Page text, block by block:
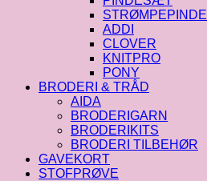
STRØMPEPINDE
ADDI
CLOVER
KNITPRO
PONY
BRODERI & TRÅD
AIDA
BRODERIGARN
BRODERIKITS
BRODERI TILBEHØR
GAVEKORT
STOFPRØVE